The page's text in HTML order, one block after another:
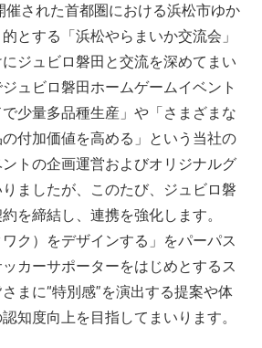
催された首都圏における浜松市ゆか
とする「浜松やらまいか交流会」
ジュビロ磐田と交流を深めてまい
ュビロ磐田ホームゲームイベント
少量多品種生産」や「さまざまな
付加価値を高める」という当社の
トの企画運営およびオリジナルグ
ましたが、このたび、ジュビロ磐
を締結し、連携を強化します。
ワク）をデザインする」をパーパス
カーサポーターをはじめとするス
まに“特別感”を演出する提案や体
知度向上を目指してまいります。